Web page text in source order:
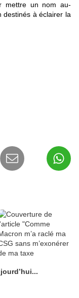
mettre un nom au-
destinés à éclairer la